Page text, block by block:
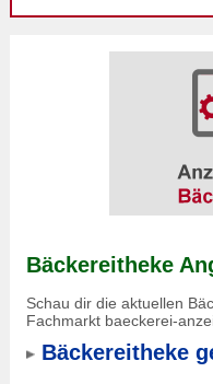
Bäckereitheke
Schau dir die aktuellen
Fachmarkt baeckerei-
Bäckereitheke